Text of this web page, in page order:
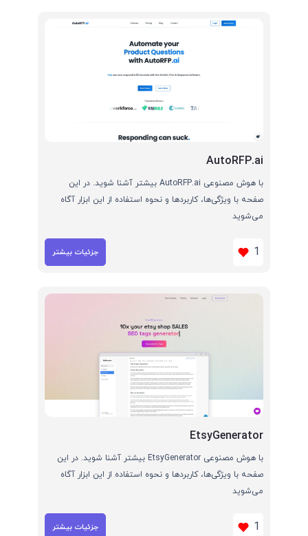
AutoRFP.ai
با هوش مصنوعی AutoRFP.ai بیشتر آشنا شوید. در این
صفحه با ویژگی‌ها، کاربردها و نحوه استفاده از این ابزار آگاه
می‌شوید
1 جزئیات بیشتر
EtsyGenerator
با هوش مصنوعی EtsyGenerator بیشتر آشنا شوید. در این
صفحه با ویژگی‌ها، کاربردها و نحوه استفاده از این ابزار آگاه
می‌شوید
1 جزئیات بیشتر